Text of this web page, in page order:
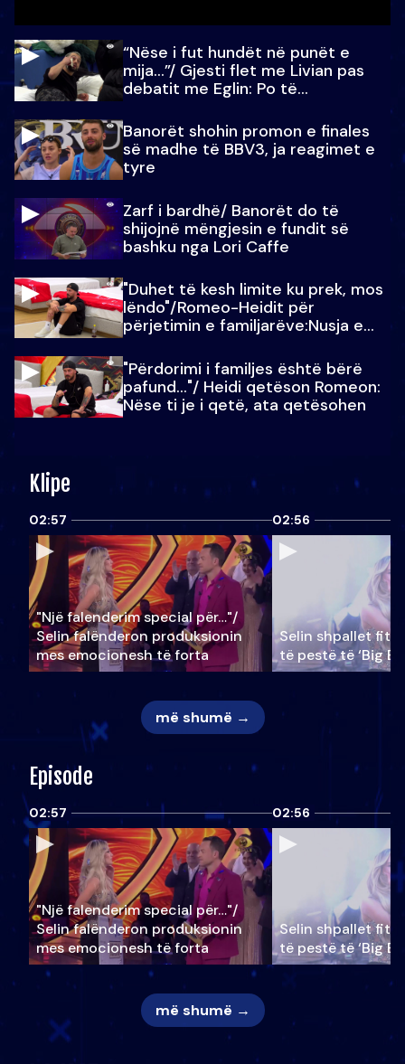
“Nëse i fut hundët në punët e
mija…”/ Gjesti flet me Livian pas
debatit me Eglin: Po të
Banorët shohin promon e finales
së madhe të BBV3, ja reagimet e
tyre
Zarf i bardhë/ Banorët do të
shijojnë mëngjesin e fundit së
bashku nga Lori Caffe
"Duhet të kesh limite ku prek, mos
lëndo"/Romeo-Heidit për
përjetimin e familjarëve:Nusja e
"Përdorimi i familjes është bërë
pafund…"/ Heidi qetëson Romeon:
Nëse ti je i qetë, ata qetësohen
Klipe
02:57
"Një falenderim special për…"/
Selin falënderon produksionin
mes emocionesh të forta
02:56
Selin shpallet
të pestë të ‘Big
më shumë →
Episode
02:57
"Një falenderim special për…"/
Selin falënderon produksionin
mes emocionesh të forta
02:56
Selin shpallet
të pestë të ‘Big
më shumë →